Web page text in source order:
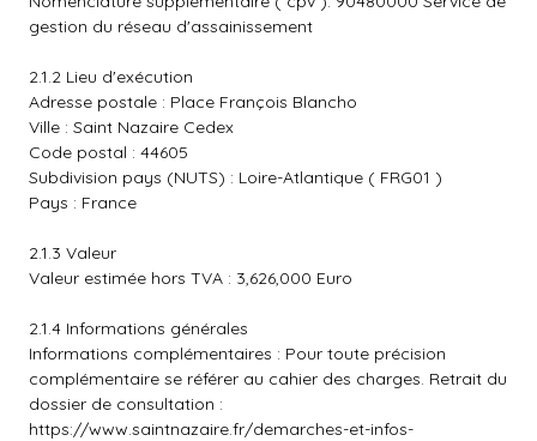
gestion du réseau d'assainissement
2.1.2 Lieu d'exécution
Adresse postale : Place François Blancho
Ville : Saint Nazaire Cedex
Code postal : 44605
Subdivision pays (NUTS) : Loire-Atlantique ( FRG01 )
Pays : France
2.1.3 Valeur
Valeur estimée hors TVA : 3,626,000 Euro
2.1.4 Informations générales
Informations complémentaires : Pour toute précision
complémentaire se référer au cahier des charges. Retrait du
dossier de consultation :
https://www.saintnazaire.fr/demarches-et-infos-